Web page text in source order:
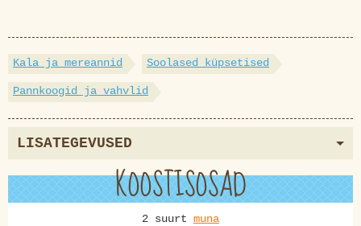
Kala ja mereannid Soolased küpsetised
Pannkoogid ja vahvlid
LISATEGEVUSED
KOOSTISOSAD
2 suurt muna